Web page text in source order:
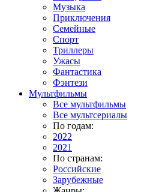
Музыка
Приключения
Семейные
Спорт
Триллеры
Ужасы
Фантастика
Фэнтези
Мультфильмы
Все мультфильмы
Все мультсериалы
По годам:
2022
2021
По странам:
Российские
Зарубежные